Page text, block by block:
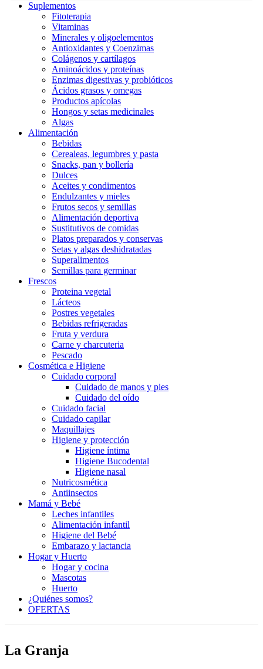
Suplementos
Fitoterapia
Vitaminas
Minerales y oligoelementos
Antioxidantes y Coenzimas
Colágenos y cartílagos
Aminoácidos y proteínas
Enzimas digestivas y probióticos
Ácidos grasos y omegas
Productos apícolas
Hongos y setas medicinales
Algas
Alimentación
Bebidas
Cerealeas, legumbres y pasta
Snacks, pan y bollería
Dulces
Aceites y condimentos
Endulzantes y mieles
Frutos secos y semillas
Alimentación deportiva
Sustitutivos de comidas
Platos preparados y conservas
Setas y algas deshidratadas
Superalimentos
Semillas para germinar
Frescos
Proteina vegetal
Lácteos
Postres vegetales
Bebidas refrigeradas
Fruta y verdura
Carne y charcuteria
Pescado
Cosmética e Higiene
Cuidado corporal
Cuidado de manos y pies
Cuidado del oído
Cuidado facial
Cuidado capilar
Maquillajes
Higiene y protección
Higiene íntima
Higiene Bucodental
Higiene nasal
Nutricosmética
Antiinsectos
Mamá y Bebé
Leches infantiles
Alimentación infantil
Higiene del Bebé
Embarazo y lactancia
Hogar y Huerto
Hogar y cocina
Mascotas
Huerto
¿Quiénes somos?
OFERTAS
La Granja